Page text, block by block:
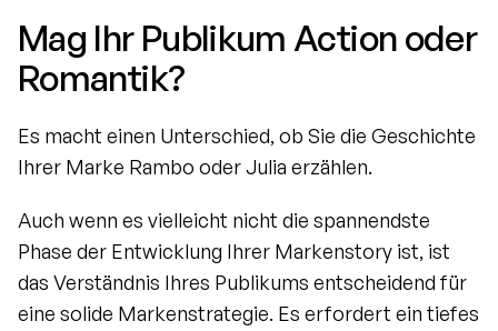
Mag Ihr Publikum Action oder
Romantik?
Es macht einen Unterschied, ob Sie die Geschichte
Ihrer Marke Rambo oder Julia erzählen.
Auch wenn es vielleicht nicht die spannendste
Phase der Entwicklung Ihrer Markenstory ist, ist
das Verständnis Ihres Publikums entscheidend für
eine solide Markenstrategie. Es erfordert ein tiefes